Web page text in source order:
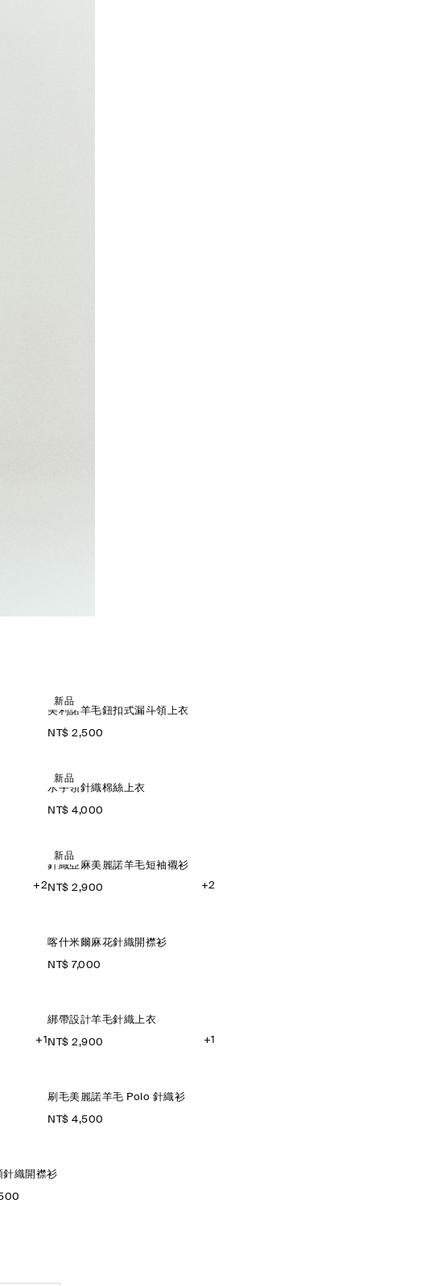
新品
美利諾羊毛鈕扣式漏斗領上衣
NT$ 2,500
新品
水手領針織棉絲上衣
NT$ 4,000
+2
新品
針織亞麻美麗諾羊毛短袖襯衫
NT$ 2,900 +2
喀什米爾麻花針織開襟衫
NT$ 7,000
+1
綁帶設計羊毛針織上衣
NT$ 2,900 +1
刷毛美麗諾羊毛 Polo 針織衫
NT$ 4,500
針織開襟衫